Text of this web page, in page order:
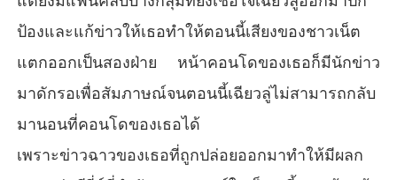
ป้องและแก้ข่าวให้เธอทำให้ตอนนี้เสียงของชาวเน็ต
แตกออกเป็นสองฝ่าย หน้าคอนโดของเธอก็มีนักข่าว
มาดักรอเพื่อสัมภาษณ์จนตอนนี้เฉียวลู่ไม่สามารถกลับ
มานอนที่คอนโดของเธอได้
เพราะข่าวฉาวของเธอที่ถูกปล่อยออกมาทำให้มีผลก